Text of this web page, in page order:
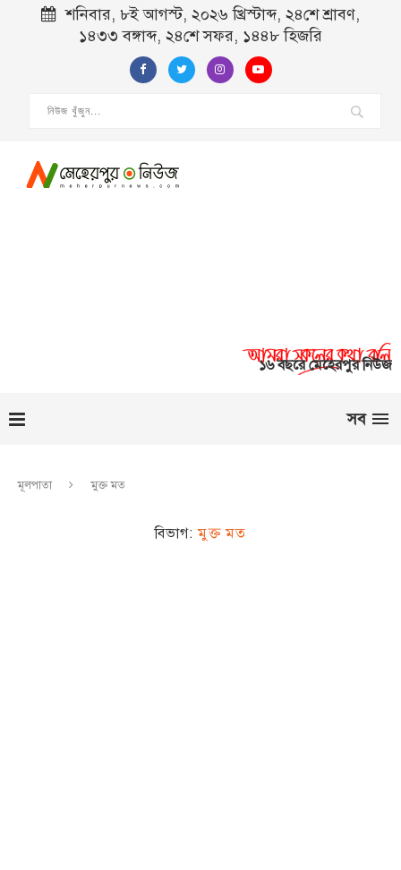
শনিবার, ৮ই আগস্ট, ২০২৬ খ্রিস্টাব্দ, ২৪শে শ্রাবণ,
১৪৩৩ বঙ্গাব্দ, ২৪শে সফর, ১৪৪৮ হিজরি
১৬ বছরে মেহেরপুর নিউজ
সব
মূলপাতা মুক্ত মত
বিভাগ: মুক্ত মত